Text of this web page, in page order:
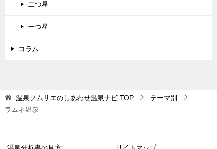
二つ星
一つ星
コラム
温泉ソムリエのしあわせ温泉ナビ TOP
テーマ別
ラムネ温泉